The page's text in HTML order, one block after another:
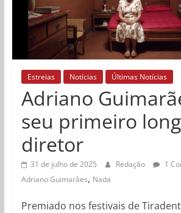
Estreias Notícias Últimas Notícias
Adriano
seu primeiro
diretor
31 de julho de 2025 Redação
1
Adriano Guimarães, Nada
Premiado nos festivais de